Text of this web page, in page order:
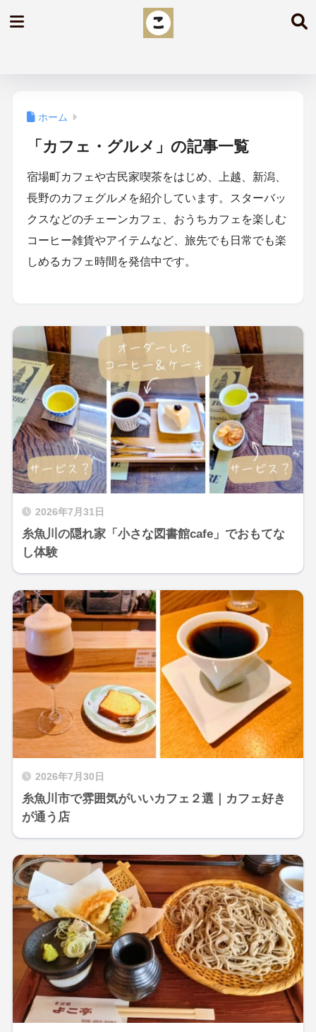
ホーム
「カフェ・グルメ」の記事一覧
宿場町カフェや古民家喫茶をはじめ、上越、新潟、
長野のカフェグルメを紹介しています。スターバッ
クスなどのチェーンカフェ、おうちカフェを楽しむ
コーヒー雑貨やアイテムなど、旅先でも日常でも楽
しめるカフェ時間を発信中です。
2026年7月31日
糸魚川の隠れ家「小さな図書館cafe」でおもてな
し体験
2026年7月30日
糸魚川市で雰囲気がいいカフェ２選｜カフェ好き
が通う店